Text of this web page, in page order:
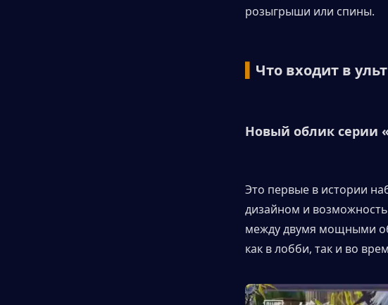
розыгрыши или спины.
Что входит в
Новый облик серии
Это первые в истории
дизайном и
между двумя мощными
как в лобби, так и во